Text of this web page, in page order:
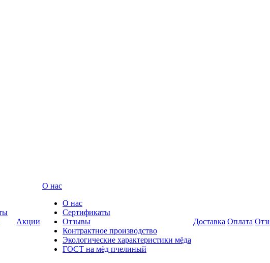
Акции
О нас
О нас
Сертификаты
Отзывы
Контрактное производство
Экологические характеристики мёда
ГОСТ на мёд пчелиный
Доставка Оплата